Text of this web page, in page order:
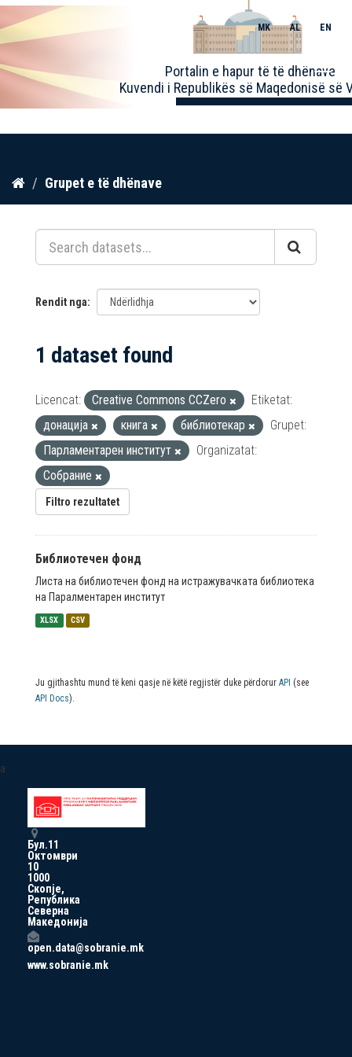
Kalo
përmbajtja
Portalin e hapur të të dhënave
Kuvendi i Republikës së Maqedonisë së
MK AL EN
Toggle
Grupet e të dhënave
Rendit nga
1 dataset found
Licencat: Creative Commons CCZero
Etiketat:
донација
книга библиотекар
Grupet:
Парламентарен институт
Organizatat:
Собрание
Filtro rezultatet
Библиотечен фонд
Листа на библиотечен фонд на истражувачката библиотека
на Паралментарен институт
XLSX CSV
Ju gjithashtu mund të keni qasje në këtë regjistër duke përdorur API (see
API Docs).
a
Бул.11
Октомври
10
1000
Скопје,
Република
Северна
Македонија
open.data@sobranie.mk
www.sobranie.mk